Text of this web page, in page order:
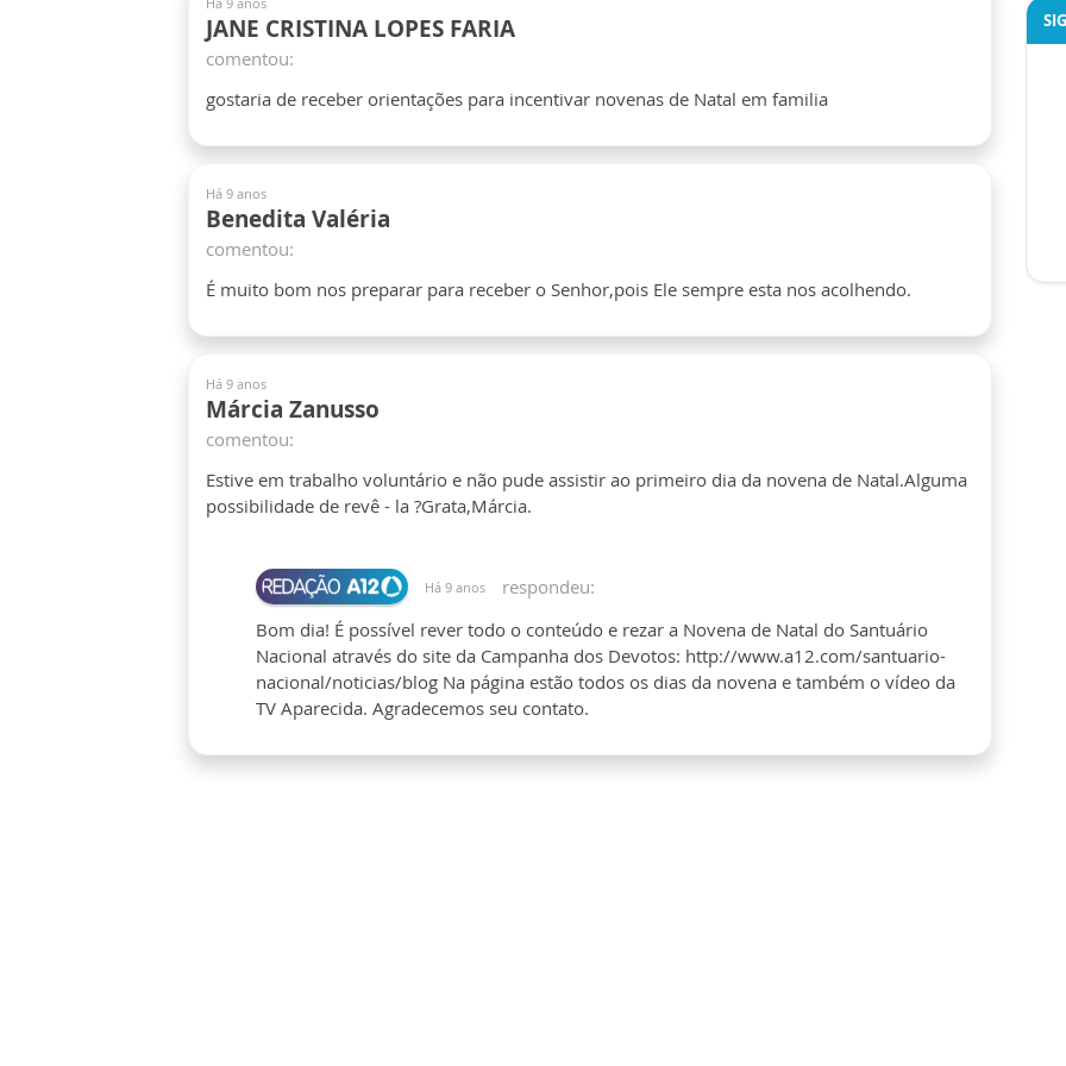
JANE CRISTINA LOPES FARIA
comentou:
gostaria de receber orientações para incentivar novenas de Natal em familia
Há 9 anos
Benedita Valéria
comentou:
É muito bom nos preparar para receber o Senhor,pois Ele sempre esta nos acolhendo.
Há 9 anos
Márcia Zanusso
comentou:
Estive em trabalho voluntário e não pude assistir ao primeiro dia da novena de Natal.Alguma
possibilidade de revê - la ?Grata,Márcia.
Há 9 anos
respondeu:
Bom dia! É possível rever todo o conteúdo e rezar a Novena de Natal do Santuário
Nacional através do site da Campanha dos Devotos: http://www.a12.com/santuario-
nacional/noticias/blog Na página estão todos os dias da novena e também o vídeo da
TV Aparecida. Agradecemos seu contato.